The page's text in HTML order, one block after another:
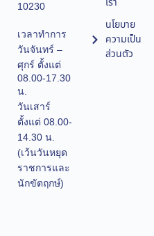
10230
เวลาทำการ
วันจันทร์ –
ศุกร์ ตั้งแต่
08.00-17.30
น.
วันเสาร์
ตั้งแต่ 08.00-
14.30 น.
(เว้นวันหยุด
ราชการและ
นักขัตฤกษ์)
นโยบาย
ความเป็น
ส่วนตัว